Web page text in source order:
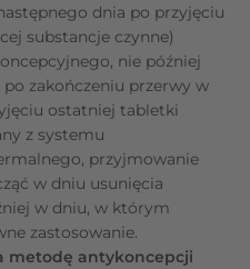
dnia po przyjęciu
substancje czynne)
nie później
zakończeniu przerwy w
ostatniej tabletki
z systemu
przyjmowanie
w dniu usunięcia
w dniu, w którym
zastosowanie.
metodę antykoncepcji